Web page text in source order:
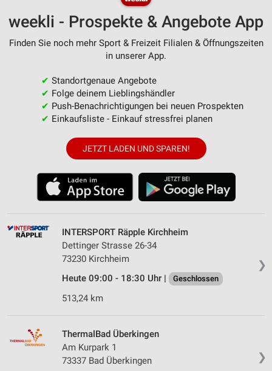
weekli - Prospekte & Angebote App
Finden Sie noch mehr Sport & Freizeit Filialen & Öffnungszeiten
in unserer App.
✔ Standortgenaue Angebote
✔ Folge deinem Lieblingshändler
✔ Push-Benachrichtigungen bei neuen Prospekten
✔ Einkaufsliste - Einkauf stressfrei planen
JETZT LADEN UND SPAREN!
❯
INTERSPORT Räpple Kirchheim
Dettinger Strasse 26-34
73230 Kirchheim
Heute 09:00 - 18:30 Uhr |
Geschlossen
513,24 km
❯
ThermalBad Überkingen
Am Kurpark 1
73337 Bad Überkingen